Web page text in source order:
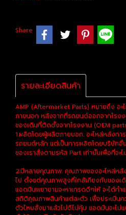
Share
รายละเอียดสินค้า
AMP (Aftermarket Parts) หมายถึง อ
ภายนอก หลังจากที่รถยนต์ออกจากโรง
ของเดิมที่ติดตั้งจากโรงงาน (OEM
1.ผลิตโดยผู้ผลิตภายนอก: อะไหล่หลังก
รถยนต์หลัก แต่เป็นการผลิตโดยบริษัท
ของเราสั่งตามรหัส Part เท่านั้นเพื่อที่จ
2.มีหลายคุณภาพ: คุณภาพของอะไหล่ห
ไป ตั้งแต่คุณภาพสูงที่ใกล้เคียงกับของ
แอดมินพยายามจะหาเกรดดีๆให้ จะได้ท
สถิติคุณภาพสินค้าแต่ละตัว เพื่อประเมินค
ตัวไหนสั่งมาแล้วไม่ดีไม่คุ้ม แอดมินจะไม่